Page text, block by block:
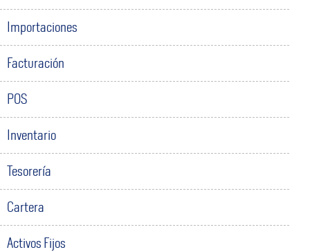
Importaciones
Facturación
POS
Inventario
Tesorería
Cartera
Activos Fijos